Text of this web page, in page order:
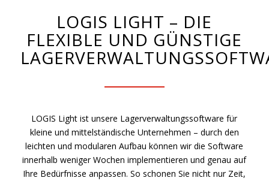
LOGIS LIGHT – DIE
FLEXIBLE UND GÜNSTIGE
LOGIS Light ist unsere Lagerverwaltungssoftware für
kleine und mittelständische Unternehmen – durch den
leichten und modularen Aufbau können wir die Software
innerhalb weniger Wochen implementieren und genau auf
Ihre Bedürfnisse anpassen. So schonen Sie nicht nur Zeit,